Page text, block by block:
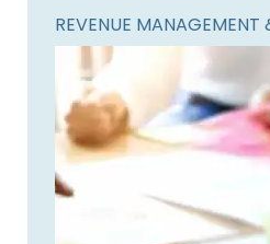
REVENUE